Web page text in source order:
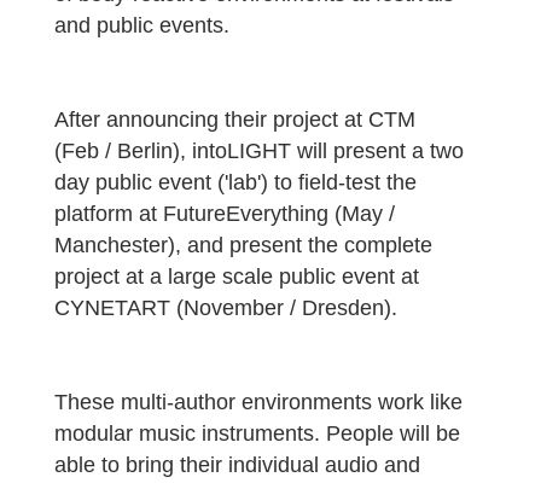
and public events.
After announcing their project at CTM
(Feb / Berlin), intoLIGHT will present a two
day public event ('lab') to field-test the
platform at FutureEverything (May /
Manchester), and present the complete
project at a large scale public event at
CYNETART (November / Dresden).
These multi-author environments work like
modular music instruments. People will be
able to bring their individual audio and